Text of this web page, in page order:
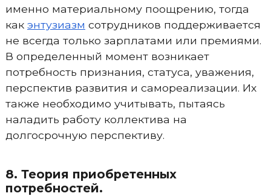
именно материальному поощрению, тогда
как энтузиазм сотрудников поддерживается
не всегда только зарплатами или премиями.
В определенный момент возникает
потребность признания, статуса, уважения,
перспектив развития и самореализации. Их
также необходимо учитывать, пытаясь
наладить работу коллектива на
долгосрочную перспективу.
8. Теория приобретенных
потребностей.